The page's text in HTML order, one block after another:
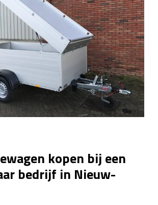
kopen bij een
bedrijf in Nieuw-